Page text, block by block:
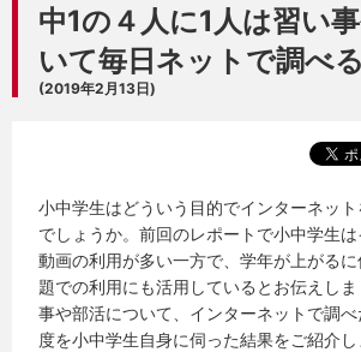
中1の４人に1人は習い
いて毎日ネットで調べ
(2019年2月13日)
小中学生はどういう目的でインターネッ
でしょうか。前回のレポートで小中学生
動画の利用が多い一方で、学年が上がる
題での利用にも活用しているとお伝えし
事や部活について、インターネットで調
度を小中学生自身に伺った結果をご紹介し